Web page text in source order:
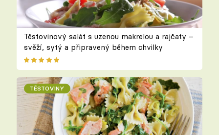
Těstovinový salát s uzenou makrelou a rajčaty –
svěží, sytý a připravený během chvilky
TĚSTOVINY